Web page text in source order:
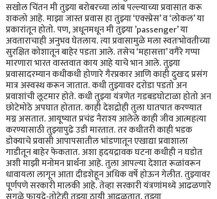
सखोल चिंतन मी तुझ्या बरोबरच्या लांब पल्ल्याच्या प्रवासात करू
शकलो आहे. माझा जास्त प्रवास हा तुझ्या ‘एक्स्प्रेस’ व ‘लोकल’ या
प्रकारांतून होतो. पण, अधूनमधून मी तुझ्या ’passenger’ या
अवताराचाही अनुभव घेतलाय. त्या प्रवासामुळे मला स्वतःभोवतीच्या
सुरक्षित कोशातून बाहेर पडता आले. तसेच ‘महासत्ता’ वगैरे गप्पा
मारणारा भारत वास्तवात काय आहे याचे भान आले. तुझ्या
प्रवासादरम्यान कधीकधी होणारे गैरप्रकार आणि काही दुखःद प्रसंग
मात्र अस्वस्थ करून जातात. कधी तुझ्यावर दरोडा पडतो अन
प्रवाशांची लूटमार होते. कधी तुझ्या यंत्रणेत गडबडघोटाळा होतो अन
छोटेमोठे अपघात होतात. काही देशद्रोही तुला घातपात करण्यात
मग्न असतात. आयूष्यात प्रचंड नैराश्य आलेले काही जीव आत्महत्या
करण्यासाठी तुझ्यापुढे उडी मारतात. तर कधीतरी काही भडक
डोक्याचे प्रवासी आपापसातील भांडणातून एखाद्या प्रवाशाला
गाडीतून बाहेर फेकतात. अशा हृदयद्रावक घटना कधीही न घडोत
अशी माझी मनोमन प्रार्थना आहे. तुला आपल्या देशात रूळांवरून
धावायला लागून आता दीडशेहून अधिक वर्षे होऊन गेलीत. तुझ्यावर
पूर्णपणे सरकारी मालकी आहे. तेव्हा सरकारी यंत्रणांमध्ये आढळणारे